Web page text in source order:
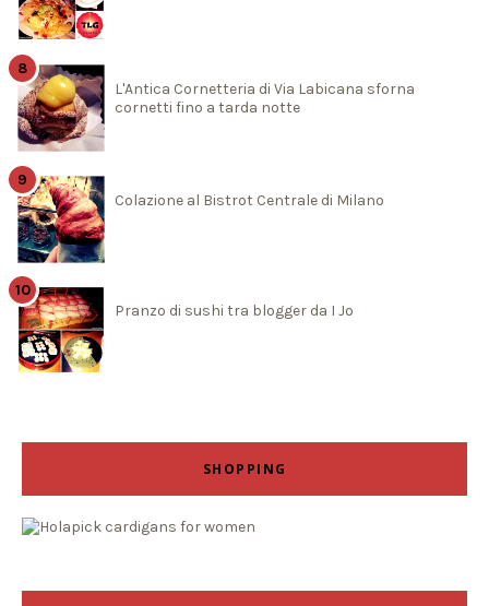
L'Antica Cornetteria di Via Labicana sforna
cornetti fino a tarda notte
Colazione al Bistrot Centrale di Milano
Pranzo di sushi tra blogger da I Jo
SHOPPING